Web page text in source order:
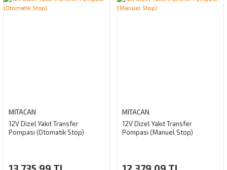
MİTACAN
12V Dizel Yakıt Transfer
Pompası (Otomatik Stop)
MİTACAN
12V Dizel Yakıt Transfer
Pompası (Manuel Stop)